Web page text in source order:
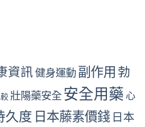
資訊健身運動副作用 勃
壯陽藥安全安全用藥 心
久度 日本藤素價錢 日本